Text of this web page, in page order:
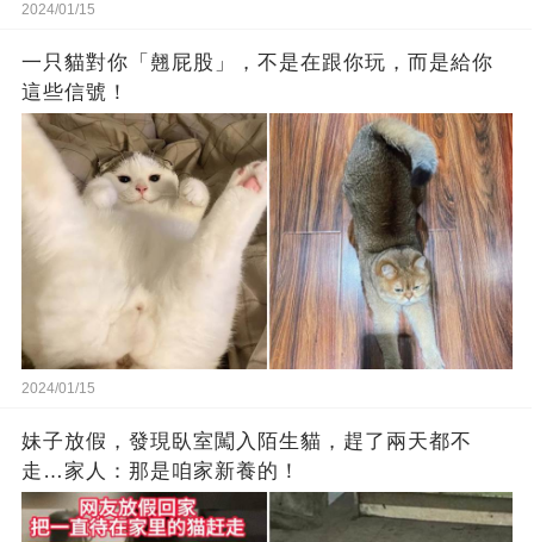
2024/01/15
一只貓對你「翹屁股」，不是在跟你玩，而是給你
這些信號！
2024/01/15
妹子放假，發現臥室闖入陌生貓，趕了兩天都不
走…家人：那是咱家新養的！